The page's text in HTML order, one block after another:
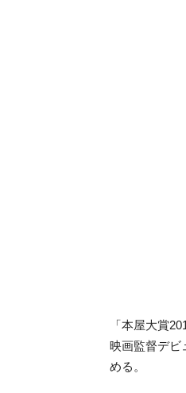
「本屋大賞
映画監督デビ
める。